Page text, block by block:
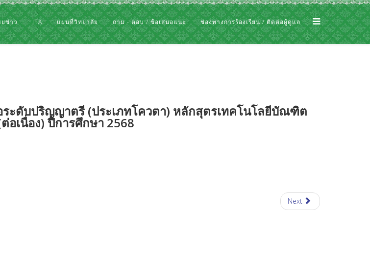
ข่าว ITA แผนที่วิทยาลัย ถาม - ตอบ / ข้อเสนอแนะ ช่องทางการร้องเรียน / ติดต่อผู้ดูแล
ะดับปริญญาตรี (ประเภทโควตา) หลักสุตรเทคโนโลยีบัณฑิต
อเนื่อง) ปีการศึกษา 2568
Next